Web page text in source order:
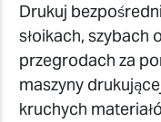
Drukuj
słoikach, szybach
przegrodach za
maszyny
kruchych